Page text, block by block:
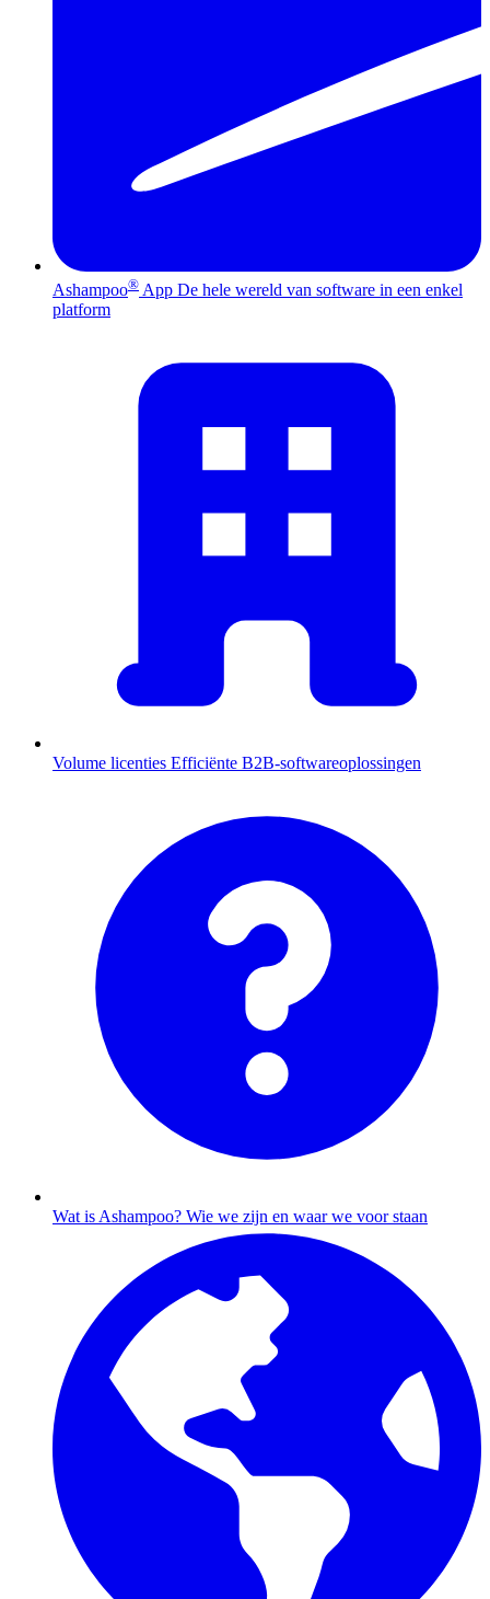
Ashampoo® App De hele wereld van software in een enkel
platform
Volume licenties Efficiënte B2B-softwareoplossingen
Wat is Ashampoo? Wie we zijn en waar we voor staan